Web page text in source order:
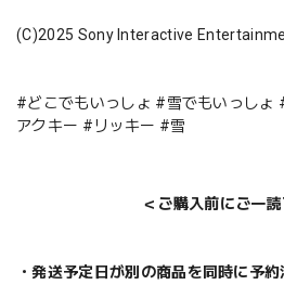
(C)2025 Sony Interactive
#どこでもいっしょ #雪でもいっしょ
アクキー #リッキー #雪
＜ご購入前にご一
・発送予定日が別の商品を同時に予